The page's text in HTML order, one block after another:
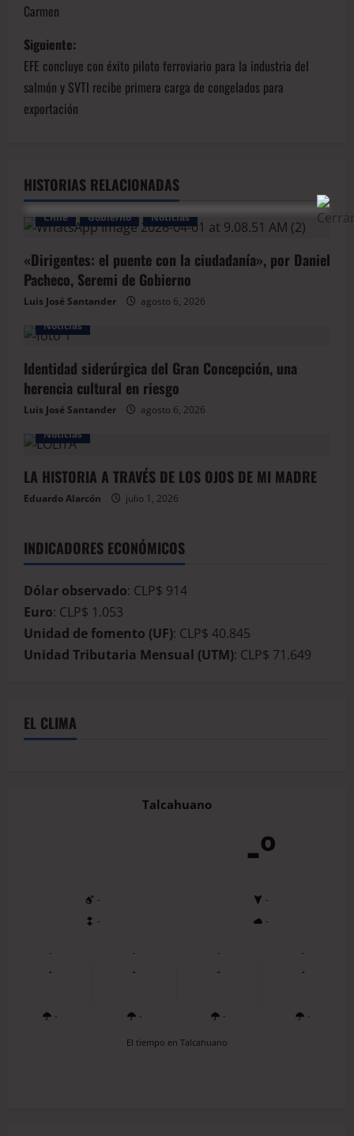
Carmen
Siguiente:
EFE concluye con éxito piloto ferroviario para la industria del
salmón y SVTI recibe primera carga de congelados para
exportación
HISTORIAS RELACIONADAS
Chile Gobierno Noticias
«Dirigentes: el puente con la ciudadanía», por Daniel
Pacheco, Seremi de Gobierno
Luis José Santander
agosto 6, 2026
Noticias
Identidad siderúrgica del Gran Concepción, una
herencia cultural en riesgo
Luis José Santander
agosto 6, 2026
Noticias
LA HISTORIA A TRAVÉS DE LOS OJOS DE MI MADRE
Eduardo Alarcón julio 1, 2026
INDICADORES ECONÓMICOS
Dólar observado: CLP$ 914
Euro: CLP$ 1.053
Unidad de fomento (UF): CLP$ 40.845
Unidad Tributaria Mensual (UTM): CLP$ 71.649
EL CLIMA
Talcahuano
-º
-
-
-
-
-
-
-
-
-
-
-
-
-
-
-
-
El tiempo en Talcahuano